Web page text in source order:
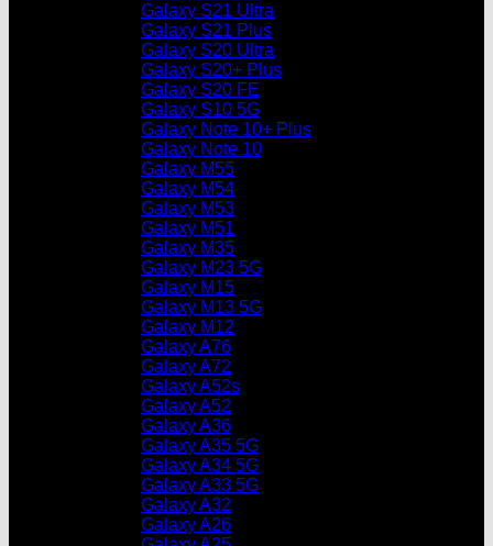
Galaxy S21 Ultra
Galaxy S21 Plus
Galaxy S20 Ultra
Galaxy S20+ Plus
Galaxy S20 FE
Galaxy S10 5G
Galaxy Note 10+ Plus
Galaxy Note 10
Galaxy M55
Galaxy M54
Galaxy M53
Galaxy M51
Galaxy M35
Galaxy M23 5G
Galaxy M15
Galaxy M13 5G
Galaxy M12
Galaxy A76
Galaxy A72
Galaxy A52s
Galaxy A52
Galaxy A36
Galaxy A35 5G
Galaxy A34 5G
Galaxy A33 5G
Galaxy A32
Galaxy A26